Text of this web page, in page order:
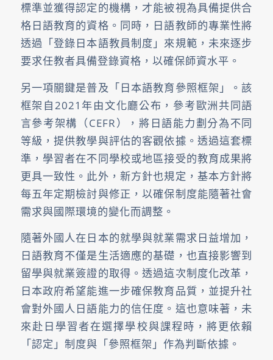
標準並獲得認定的機構，才能被視為具備提供合
格日語教育的資格。同時，日語教師的專業性將
透過「登錄日本語教員制度」來規範，未來逐步
要求任教者具備登錄資格，以確保師資水平。
另一項關鍵是普及「日本語教育參照框架」。該
框架自2021年由文化廳公布，參考歐洲共同語
言參考架構（CEFR），將日語能力劃分為不同
等級，提供教學與評估的客觀依據。透過這套標
準，學習者在不同學校或地區接受的教育成果將
更具一致性。此外，新方針也規定，基本方針將
每五年定期檢討與修正，以確保制度能隨著社會
需求與國際環境的變化而調整。
隨著外國人在日本的就學與就業需求日益增加，
日語教育不僅是生活適應的基礎，也直接影響到
留學與就業簽證的取得。透過這次制度化改革，
日本政府希望能進一步確保教育品質，並提升社
會對外國人日語能力的信任度。這也意味著，未
來赴日學習者在選擇學校與課程時，將更依賴
「認定」制度與「參照框架」作為判斷依據。